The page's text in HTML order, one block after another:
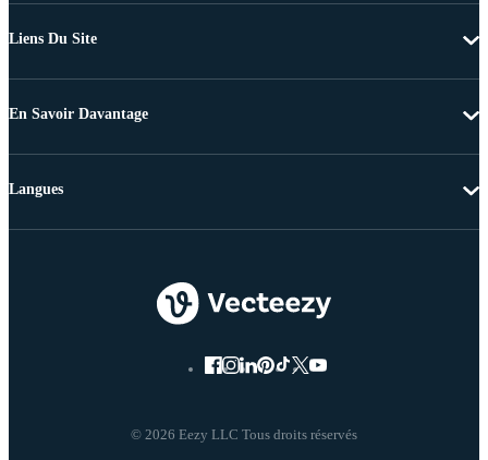
Liens Du Site
En Savoir Davantage
© 2026 Eezy LLC Tous droits réservés
Langues